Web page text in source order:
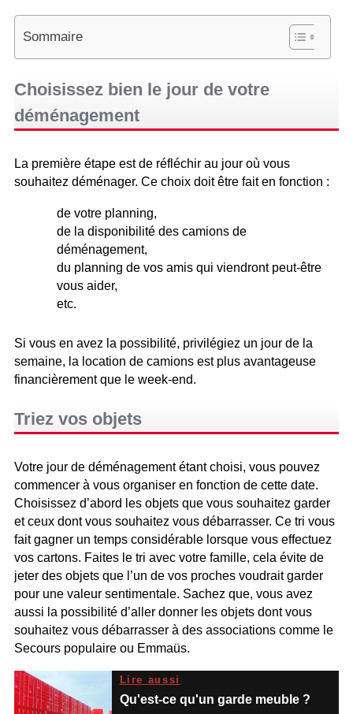
Sommaire
Choisissez bien le jour de votre
déménagement
La première étape est de réfléchir au jour où vous
souhaitez déménager. Ce choix doit être fait en fonction :
de votre planning,
de la disponibilité des camions de
déménagement,
du planning de vos amis qui viendront peut-être
vous aider,
etc.
Si vous en avez la possibilité, privilégiez un jour de la
semaine, la location de camions est plus avantageuse
financièrement que le week-end.
Triez vos objets
Votre jour de déménagement étant choisi, vous pouvez
commencer à vous organiser en fonction de cette date.
Choisissez d’abord les objets que vous souhaitez garder
et ceux dont vous souhaitez vous débarrasser. Ce tri vous
fait gagner un temps considérable lorsque vous effectuez
vos cartons. Faites le tri avec votre famille, cela évite de
jeter des objets que l’un de vos proches voudrait garder
pour une valeur sentimentale. Sachez que, vous avez
aussi la possibilité d’aller donner les objets dont vous
souhaitez vous débarrasser à des associations comme le
Secours populaire ou Emmaüs.
Lire aussi
Qu'est-ce qu'un garde meuble ?